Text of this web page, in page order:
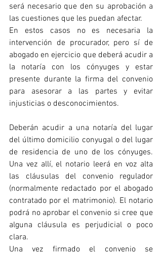
será necesario que den su aprobación a
las cuestiones que les puedan afectar.
En estos casos no es necesaria la
intervención de procurador, pero sí de
abogado en ejercicio que deberá acudir a
la notaría con los cónyuges y estar
presente durante la firma del convenio
para asesorar a las partes y evitar
injusticias o desconocimientos.
Deberán acudir a una notaría del lugar
del último domicilio conyugal o del lugar
de residencia de uno de los cónyuges.
Una vez allí, el notario leerá en voz alta
las cláusulas del convenio regulador
(normalmente redactado por el abogado
contratado por el matrimonio). El notario
podrá no aprobar el convenio si cree que
alguna cláusula es perjudicial o poco
clara.
Una vez firmado el convenio se